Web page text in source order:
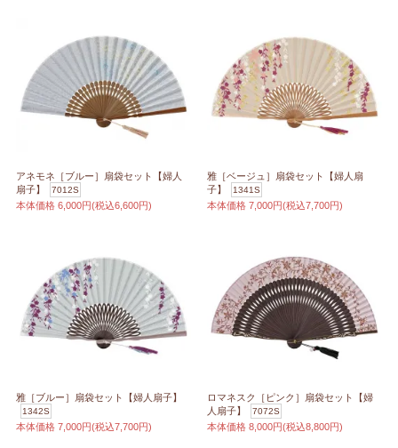
アネモネ［ブルー］扇袋セット【婦人
扇子】
7012S
本体価格 6,000円(税込6,600円)
雅［ベージュ］扇袋セット【婦人扇
子】
1341S
本体価格 7,000円(税込7,700円)
雅［ブルー］扇袋セット【婦人扇子】
1342S
本体価格 7,000円(税込7,700円)
ロマネスク［ピンク］扇袋セット【婦
人扇子】
7072S
本体価格 8,000円(税込8,800円)